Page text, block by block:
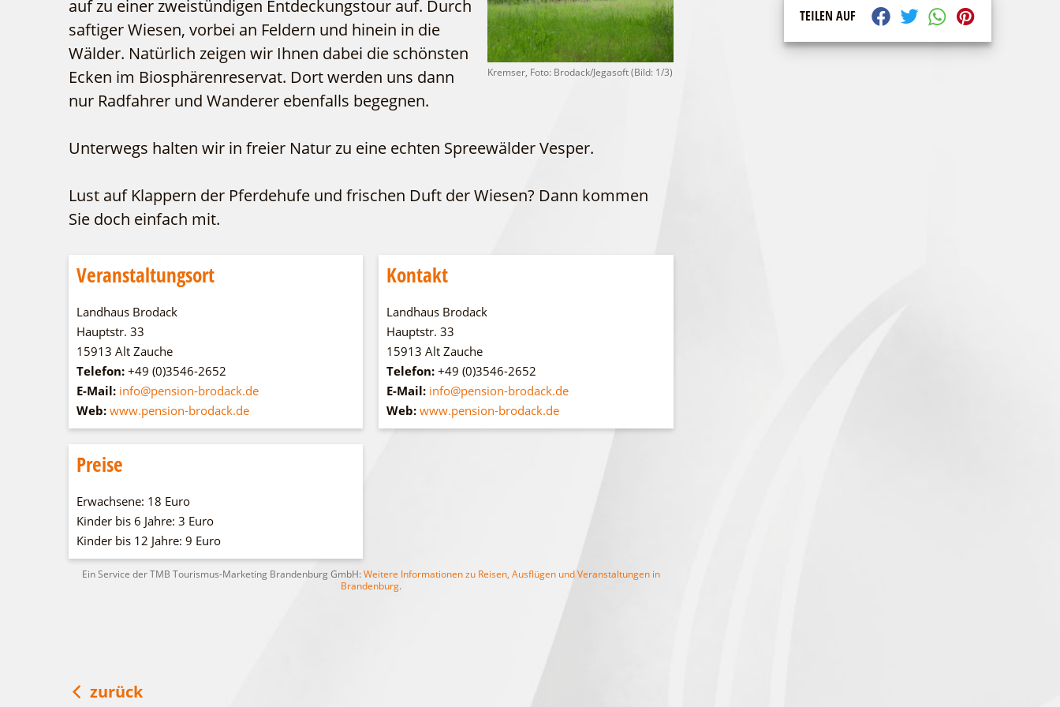
Fahrgastschiff
WFG
Kremser, Foto: Brodack/Jegasoft (Bild: 1/3)
auf zu einer zweistündigen Entdeckungstour auf. Durch
saftiger Wiesen, vorbei an Feldern und hinein in die
Wälder. Natürlich zeigen wir Ihnen dabei die schönsten
Ecken im Biosphärenreservat. Dort werden uns dann
nur Radfahrer und Wanderer ebenfalls begegnen.
Unterwegs halten wir in freier Natur zu eine echten Spreewälder Vesper.
Lust auf Klappern der Pferdehufe und frischen Duft der Wiesen? Dann kommen
Sie doch einfach mit.
Veranstaltungsort
Landhaus Brodack
Hauptstr. 33
15913 Alt Zauche
Telefon: +49 (0)3546-2652
E-Mail: info@pension-brodack.de
Web: www.pension-brodack.de
Kontakt
Landhaus Brodack
Hauptstr. 33
15913 Alt Zauche
Telefon: +49 (0)3546-2652
E-Mail: info@pension-brodack.de
Web: www.pension-brodack.de
Preise
Erwachsene: 18 Euro
Kinder bis 6 Jahre: 3 Euro
Kinder bis 12 Jahre: 9 Euro
Ein Service der TMB Tourismus-Marketing Brandenburg GmbH: Weitere Informationen zu Reisen, Ausflügen und Veranstaltungen in
Brandenburg.
TEILEN AUF
zurück